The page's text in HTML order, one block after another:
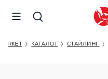
КАТАЛОГ СТАЙЛИНГ
DS CONTROL WAX